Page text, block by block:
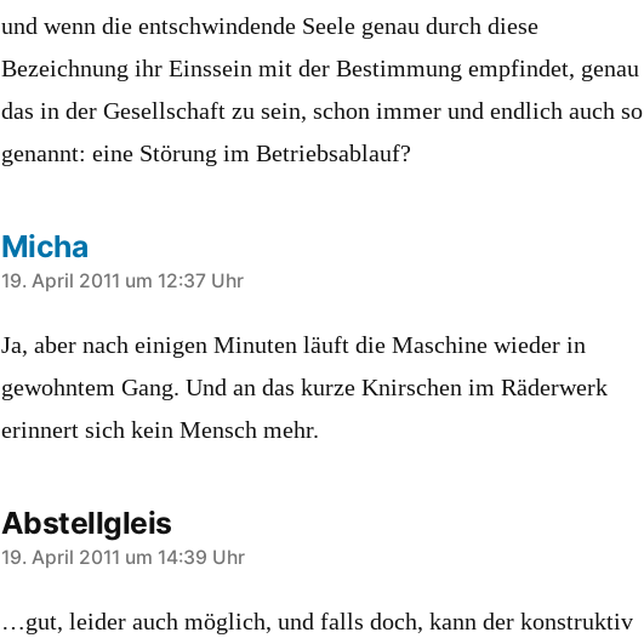
und wenn die entschwindende Seele genau durch diese
Bezeichnung ihr Einssein mit der Bestimmung empfindet, genau
das in der Gesellschaft zu sein, schon immer und endlich auch so
genannt: eine Störung im Betriebsablauf?
Micha
schreibt:
19. April 2011 um 12:37 Uhr
Ja, aber nach einigen Minuten läuft die Maschine wieder in
gewohntem Gang. Und an das kurze Knirschen im Räderwerk
erinnert sich kein Mensch mehr.
Abstellgleis
schreibt:
19. April 2011 um 14:39 Uhr
…gut, leider auch möglich, und falls doch, kann der konstruktiv